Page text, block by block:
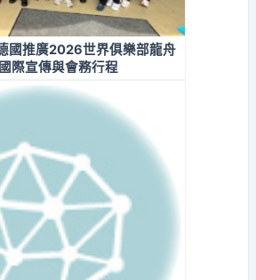
國推廣2026世界俱樂部龍舟
際宣傳與會務行程